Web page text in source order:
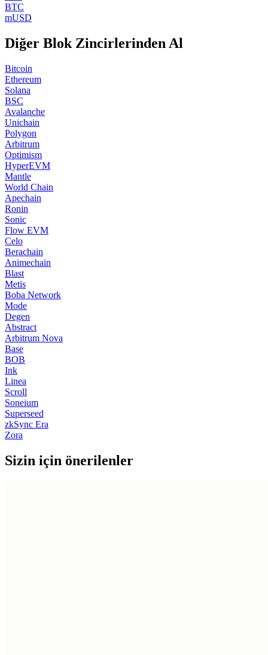
BTC
mUSD
Diğer Blok Zincirlerinden Al
Bitcoin
Ethereum
Solana
BSC
Avalanche
Unichain
Polygon
Arbitrum
Optimism
HyperEVM
Mantle
World Chain
Apechain
Ronin
Sonic
Flow EVM
Celo
Berachain
Animechain
Blast
Metis
Boba Network
Mode
Degen
Abstract
Arbitrum Nova
Base
BOB
Ink
Linea
Scroll
Soneium
Superseed
zkSync Era
Zora
Sizin için önerilenler